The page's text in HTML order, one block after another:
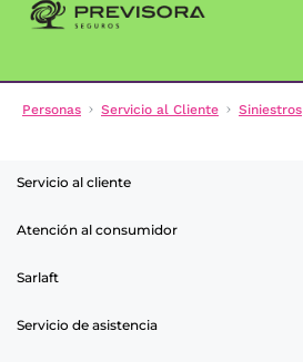
Personas Servicio al Cliente Siniestros
Servicio al cliente
Atención al consumidor
Sarlaft
Servicio de asistencia